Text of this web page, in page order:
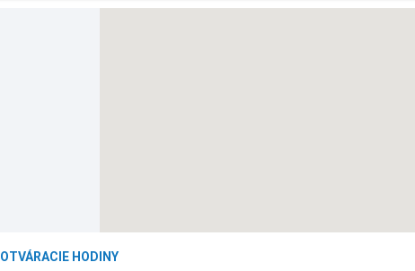
OTVÁRACIE HODINY